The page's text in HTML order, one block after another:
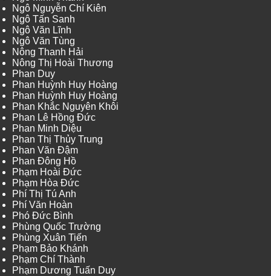
Ngô Nguyễn Chí Kiên
Ngô Tấn Sanh
Ngô Văn Lĩnh
Ngô Văn Tùng
Nông Thanh Hải
Nông Thị Hoài Thương
Phan Duy
Phan Huỳnh Huy Hoàng
Phan Huỳnh Huy Hoàng
Phan Khắc Nguyên Khôi
Phan Lê Hồng Đức
Phan Minh Diệu
Phan Thị Thủy Trung
Phan Văn Đậm
Phan Đông Hồ
Phạm Hoài Đức
Phạm Hòa Đức
Phí Thị Tú Anh
Phí Văn Hoàn
Phó Đức Bình
Phùng Quốc Trường
Phùng Xuân Tiến
Phạm Bảo Khánh
Phạm Chí Thành
Phạm Dương Tuấn Duy